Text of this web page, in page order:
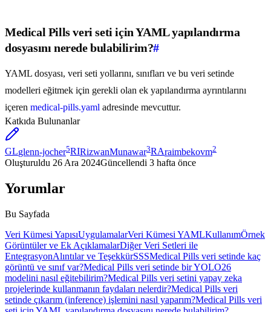
Medical Pills veri seti için YAML yapılandırma
dosyasını nerede bulabilirim?#
YAML dosyası, veri seti yollarını, sınıfları ve bu veri setinde
modelleri eğitmek için gerekli olan ek yapılandırma ayrıntılarını
içeren medical-pills.yaml adresinde mevcuttur.
Katkıda Bulunanlar
GLglenn-jocher5RIRizwanMunawar3RAraimbekovm2
Oluşturuldu 26 Ara 2024Güncellendi 3 hafta önce
Yorumlar
Bu Sayfada
Veri Kümesi YapısıUygulamalarVeri Kümesi YAMLKullanımÖrnek
Görüntüler ve Ek AçıklamalarDiğer Veri Setleri ile
EntegrasyonAlıntılar ve TeşekkürSSSMedical Pills veri setinde kaç
görüntü ve sınıf var?Medical Pills veri setinde bir YOLO26
modelini nasıl eğitebilirim?Medical Pills veri setini yapay zeka
projelerinde kullanmanın faydaları nelerdir?Medical Pills veri
setinde çıkarım (inference) işlemini nasıl yaparım?Medical Pills veri